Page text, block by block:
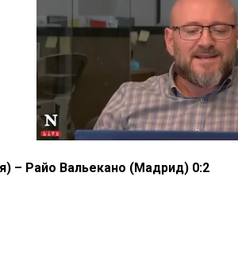
– Райо Вальекано (Мадрид) 0:2